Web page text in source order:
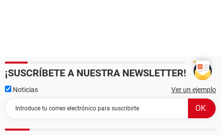
¡SUSCRÍBETE A NUESTRA NEWSLETTER!
Noticias Ver un ejemplo